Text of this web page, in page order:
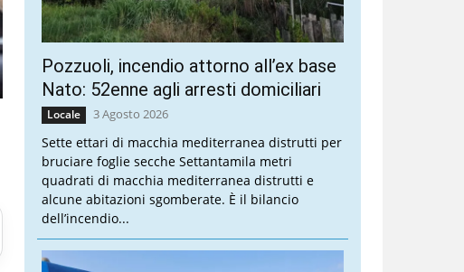
Pozzuoli, incendio attorno all’ex base
Nato: 52enne agli arresti domiciliari
Locale 3 Agosto 2026
Sette ettari di macchia mediterranea distrutti per
bruciare foglie secche Settantamila metri
quadrati di macchia mediterranea distrutti e
alcune abitazioni sgomberate. È il bilancio
dell’incendio...